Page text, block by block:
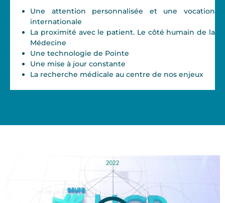
Une attention personnalisée et une vocation
internationale
La proximité avec le patient. Le côté humain de la
Médecine
Une technologie de Pointe
Une mise à jour constante
La recherche médicale au centre de nos enjeux